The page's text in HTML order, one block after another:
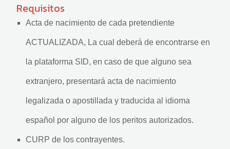
Requisitos
Acta de nacimiento de cada pretendiente
ACTUALIZADA, La cual deberá de encontrarse en
la plataforma SID, en caso de que alguno sea
extranjero, presentará acta de nacimiento
legalizada o apostillada y traducida al idioma
español por alguno de los peritos autorizados.
CURP de los contrayentes.